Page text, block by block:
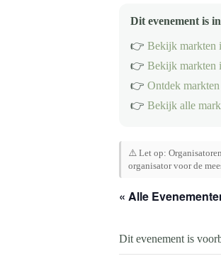
Dit evenement is
👉 Bekijk markten
👉 Bekijk markten
👉 Ontdek
👉 Bekijk alle
⚠️ Let op:
organisator voor de
« Alle
Dit evenement is